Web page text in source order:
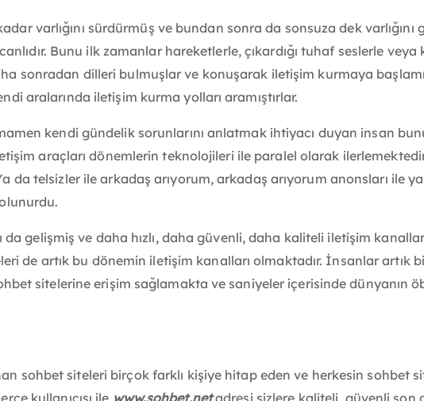
varlığını sürdürmüş ve bundan sonra da sonsuza dek varlığını
Bunu ilk zamanlar hareketlerle, çıkardığı tuhaf seslerle
sonradan dilleri bulmuşlar ve konuşarak iletişim kurmaya
aralarında iletişim kurma yolları aramıştırlar.
kendi gündelik sorunlarını anlatmak ihtiyacı duyan insan
araçları dönemlerin teknolojileri ile paralel olarak
da telsizler ile arkadaş arıyorum, arkadaş arıyorum anonsları ile
gelişmiş ve daha hızlı, daha güvenli, daha kaliteli iletişim
de artık bu dönemin iletişim kanalları olmaktadır. İnsanlar artık
sitelerine erişim sağlamakta ve saniyeler içerisinde dünyanın
sohbet siteleri birçok farklı kişiye hitap eden ve herkesin sohbet
kullanıcısı ile www.sohbet.netadresi sizlere kaliteli, güvenli son